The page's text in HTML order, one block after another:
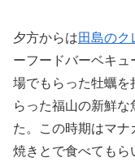
夕方からは田島のク
ーフードバーベキ
場でもらった牡蠣を
らった福山の新鮮
た。この時期はマ
焼きとで食べてもら